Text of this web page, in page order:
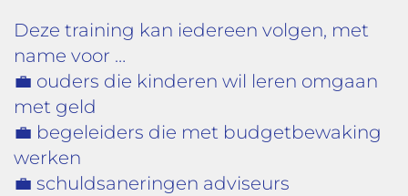
Deze training kan iedereen volgen, met
name voor …
💼 ouders die kinderen wil leren omgaan
met geld
💼 begeleiders die met budgetbewaking
werken
💼 schuldsaneringen adviseurs